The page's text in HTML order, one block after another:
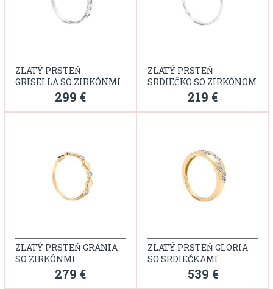
ZLATÝ PRSTEŇ
GRISELLA SO ZIRKÓNMI
299 €
ZLATÝ PRSTEŇ
SRDIEČKO SO ZIRKÓNOM
219 €
ZLATÝ PRSTEŇ GRANIA
SO ZIRKÓNMI
279 €
ZLATÝ PRSTEŇ GLORIA
SO SRDIEČKAMI
539 €